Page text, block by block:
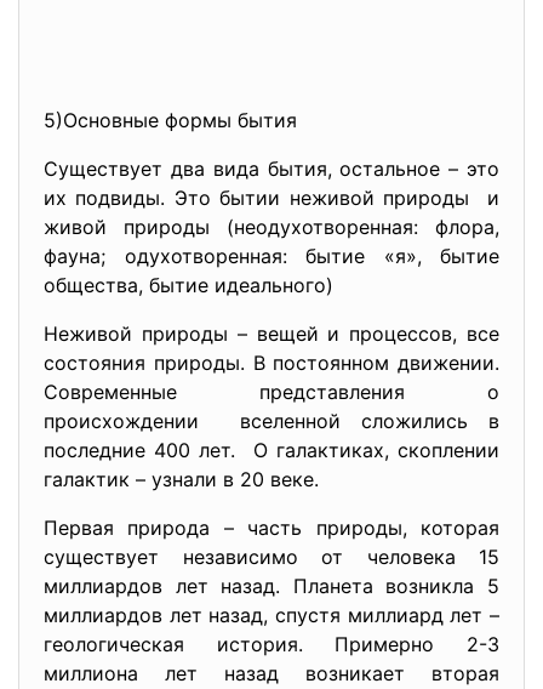
5)Основные формы бытия
Существует два вида бытия, остальное – это
их подвиды. Это бытии неживой природы и
живой природы (неодухотворенная: флора,
фауна; одухотворенная: бытие «я», бытие
общества, бытие идеального)
Неживой природы – вещей и процессов, все
состояния природы. В постоянном движении.
Современные представления о
происхождении вселенной сложились в
последние 400 лет. О галактиках, скоплении
галактик – узнали в 20 веке.
Первая природа – часть природы, которая
существует независимо от человека 15
миллиардов лет назад. Планета возникла 5
миллиардов лет назад, спустя миллиард лет –
геологическая история. Примерно 2-3
миллиона лет назад возникает вторая